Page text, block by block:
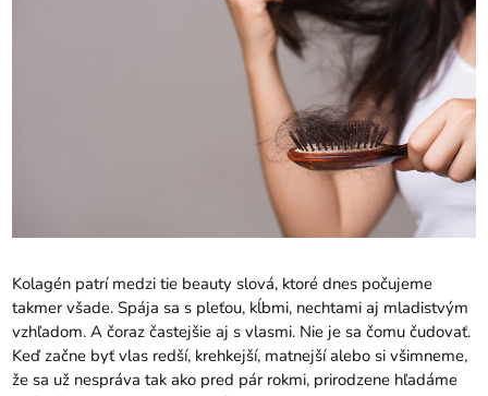
Kolagén patrí medzi tie beauty slová, ktoré dnes počujeme
takmer všade. Spája sa s pleťou, kĺbmi, nechtami aj mladistvým
vzhľadom. A čoraz častejšie aj s vlasmi. Nie je sa čomu čudovať.
Keď začne byť vlas redší, krehkejší, matnejší alebo si všimneme,
že sa už nespráva tak ako pred pár rokmi, prirodzene hľadáme